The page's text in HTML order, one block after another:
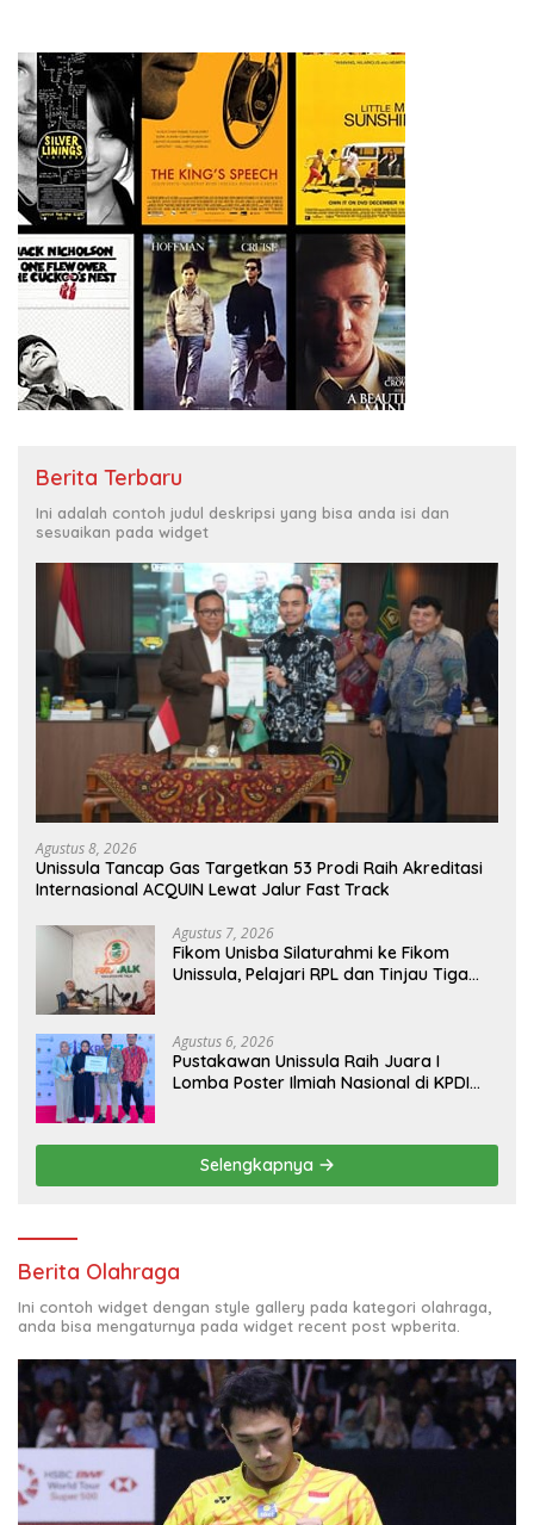
Berita Terbaru
Ini adalah contoh judul deskripsi yang bisa anda isi dan
sesuaikan pada widget
Agustus 8, 2026
Unissula Tancap Gas Targetkan 53 Prodi Raih Akreditasi
Internasional ACQUIN Lewat Jalur Fast Track
Agustus 7, 2026
Fikom Unisba Silaturahmi ke Fikom
Unissula, Pelajari RPL dan Tinjau Tiga
Agustus 6, 2026
Pustakawan Unissula Raih Juara I
Lomba Poster Ilmiah Nasional di KPDI
Selengkapnya
Berita Olahraga
Ini contoh widget dengan style gallery pada kategori olahraga,
anda bisa mengaturnya pada widget recent post wpberita.